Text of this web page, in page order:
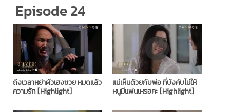
Episode 24
ถึงเวลาหย่าผัวเฮงซวย หมดแล้ว
ความรัก [Highlight]
แม่เห็นด้วยกับพ่อ ที่บังคับไม่ให้
หนูมีแฟนเหรอคะ [Highlight]